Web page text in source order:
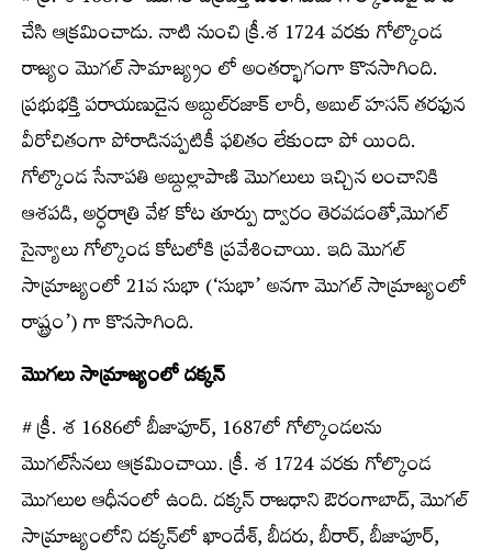
చేసి ఆక్రమించాడు. నాటి నుంచి క్రీ.శ 1724 వరకు గోల్కొండ
రాజ్యం మొగల్‌ సామాజ్య్రం లో అంతర్భాగంగా కొనసాగింది.
ప్రభుభక్తి పరాయణుడైన అబ్దుల్‌రజాక్‌ లారీ, అబుల్‌ హసన్‌ తరఫున
వీరోచితంగా పోరాడినప్పటికీ ఫలితం లేకుండా పో యింది.
గోల్కొండ సేనాపతి అబ్దుల్లాపాణి మొగలులు ఇచ్చిన లంచానికి
ఆశపడి, అర్ధరాత్రి వేళ కోట తూర్పు ద్వారం తెరవడంతో,మొగల్‌
సైన్యాలు గోల్కొండ కోటలోకి ప్రవేశించాయి. ఇది మొగల్‌
సామ్రాజ్యంలో 21వ సుభా (‘సుభా’ అనగా మొగల్‌ సామ్రాజ్యంలో
రాష్ట్రం’) గా కొనసాగింది.
మొగలు సామ్రాజ్యంలో దక్కన్‌
# క్రీ. శ 1686లో బీజాపూర్‌, 1687లో గోల్కొండలను
మొగల్‌సేనలు ఆక్రమించాయి. క్రీ. శ 1724 వరకు గోల్కొండ
మొగలుల ఆధీనంలో ఉంది. దక్కన్‌ రాజధాని ఔరంగాబాద్‌, మొగల్‌
సామ్రాజ్యంలోని దక్కన్‌లో ఖాందేశ్‌, బీదరు, బీరార్‌, బీజాపూర్‌,